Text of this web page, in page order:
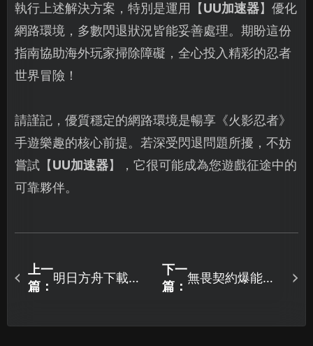
執行上述解決方案，特別是運用【UU加速器】優化
網路環境，多數閃退狀況皆能妥善處理。期盼這份
指南協助海外玩家掃除障礙，全心投入精彩的忍者
世界冒險！
請謹記，優質穩定的網路環境是暢享《火影忍者》
手遊樂趣的核心前提。若深受閃退問題所擾，不妨
嘗試【UU加速器】，它很可能成為您遊戲征途中的
可靠夥伴。
上一
篇：
明日方舟下載資
速！
下一
篇：
無畏契約爆能大
時開戰！